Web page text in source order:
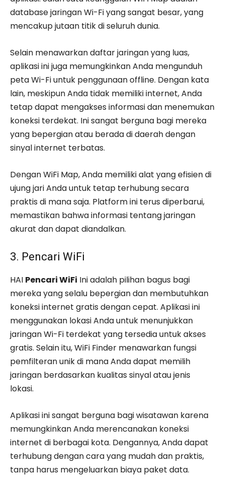
database jaringan Wi-Fi yang sangat besar, yang
mencakup jutaan titik di seluruh dunia.
Selain menawarkan daftar jaringan yang luas,
aplikasi ini juga memungkinkan Anda mengunduh
peta Wi-Fi untuk penggunaan offline. Dengan kata
lain, meskipun Anda tidak memiliki internet, Anda
tetap dapat mengakses informasi dan menemukan
koneksi terdekat. Ini sangat berguna bagi mereka
yang bepergian atau berada di daerah dengan
sinyal internet terbatas.
Dengan WiFi Map, Anda memiliki alat yang efisien di
ujung jari Anda untuk tetap terhubung secara
praktis di mana saja. Platform ini terus diperbarui,
memastikan bahwa informasi tentang jaringan
akurat dan dapat diandalkan.
3. Pencari WiFi
HAI Pencari WiFi Ini adalah pilihan bagus bagi
mereka yang selalu bepergian dan membutuhkan
koneksi internet gratis dengan cepat. Aplikasi ini
menggunakan lokasi Anda untuk menunjukkan
jaringan Wi-Fi terdekat yang tersedia untuk akses
gratis. Selain itu, WiFi Finder menawarkan fungsi
pemfilteran unik di mana Anda dapat memilih
jaringan berdasarkan kualitas sinyal atau jenis
lokasi.
Aplikasi ini sangat berguna bagi wisatawan karena
memungkinkan Anda merencanakan koneksi
internet di berbagai kota. Dengannya, Anda dapat
terhubung dengan cara yang mudah dan praktis,
tanpa harus mengeluarkan biaya paket data.